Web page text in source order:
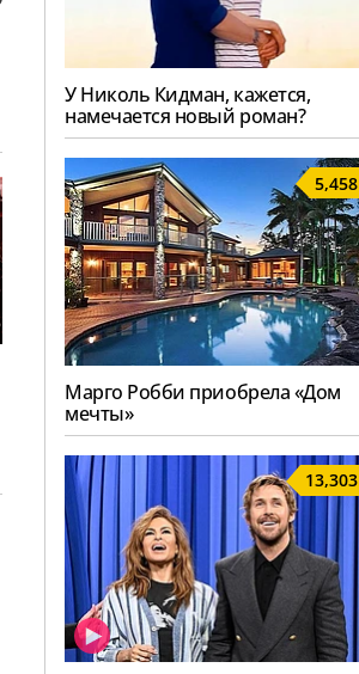
У Николь Кидман, кажется,
намечается новый роман?
5,458
Марго Робби приобрела «Дом
мечты»
13,303